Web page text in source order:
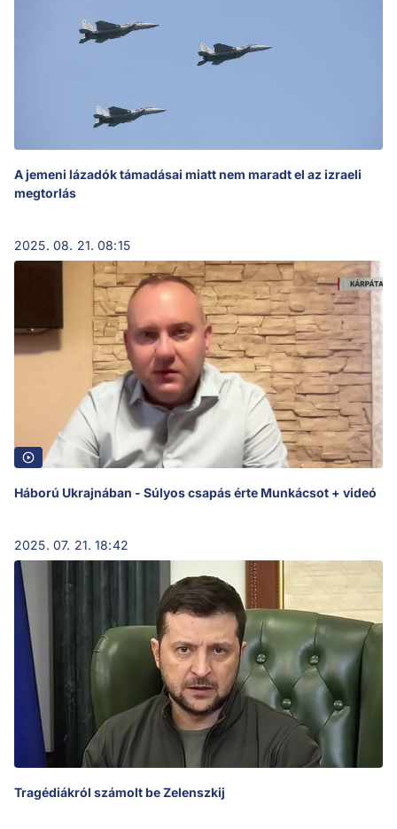
A jemeni lázadók támadásai miatt nem maradt el az izraeli
megtorlás
2025. 08. 21. 08:15
Háború Ukrajnában - Súlyos csapás érte Munkácsot + videó
2025. 07. 21. 18:42
Tragédiákról számolt be Zelenszkij